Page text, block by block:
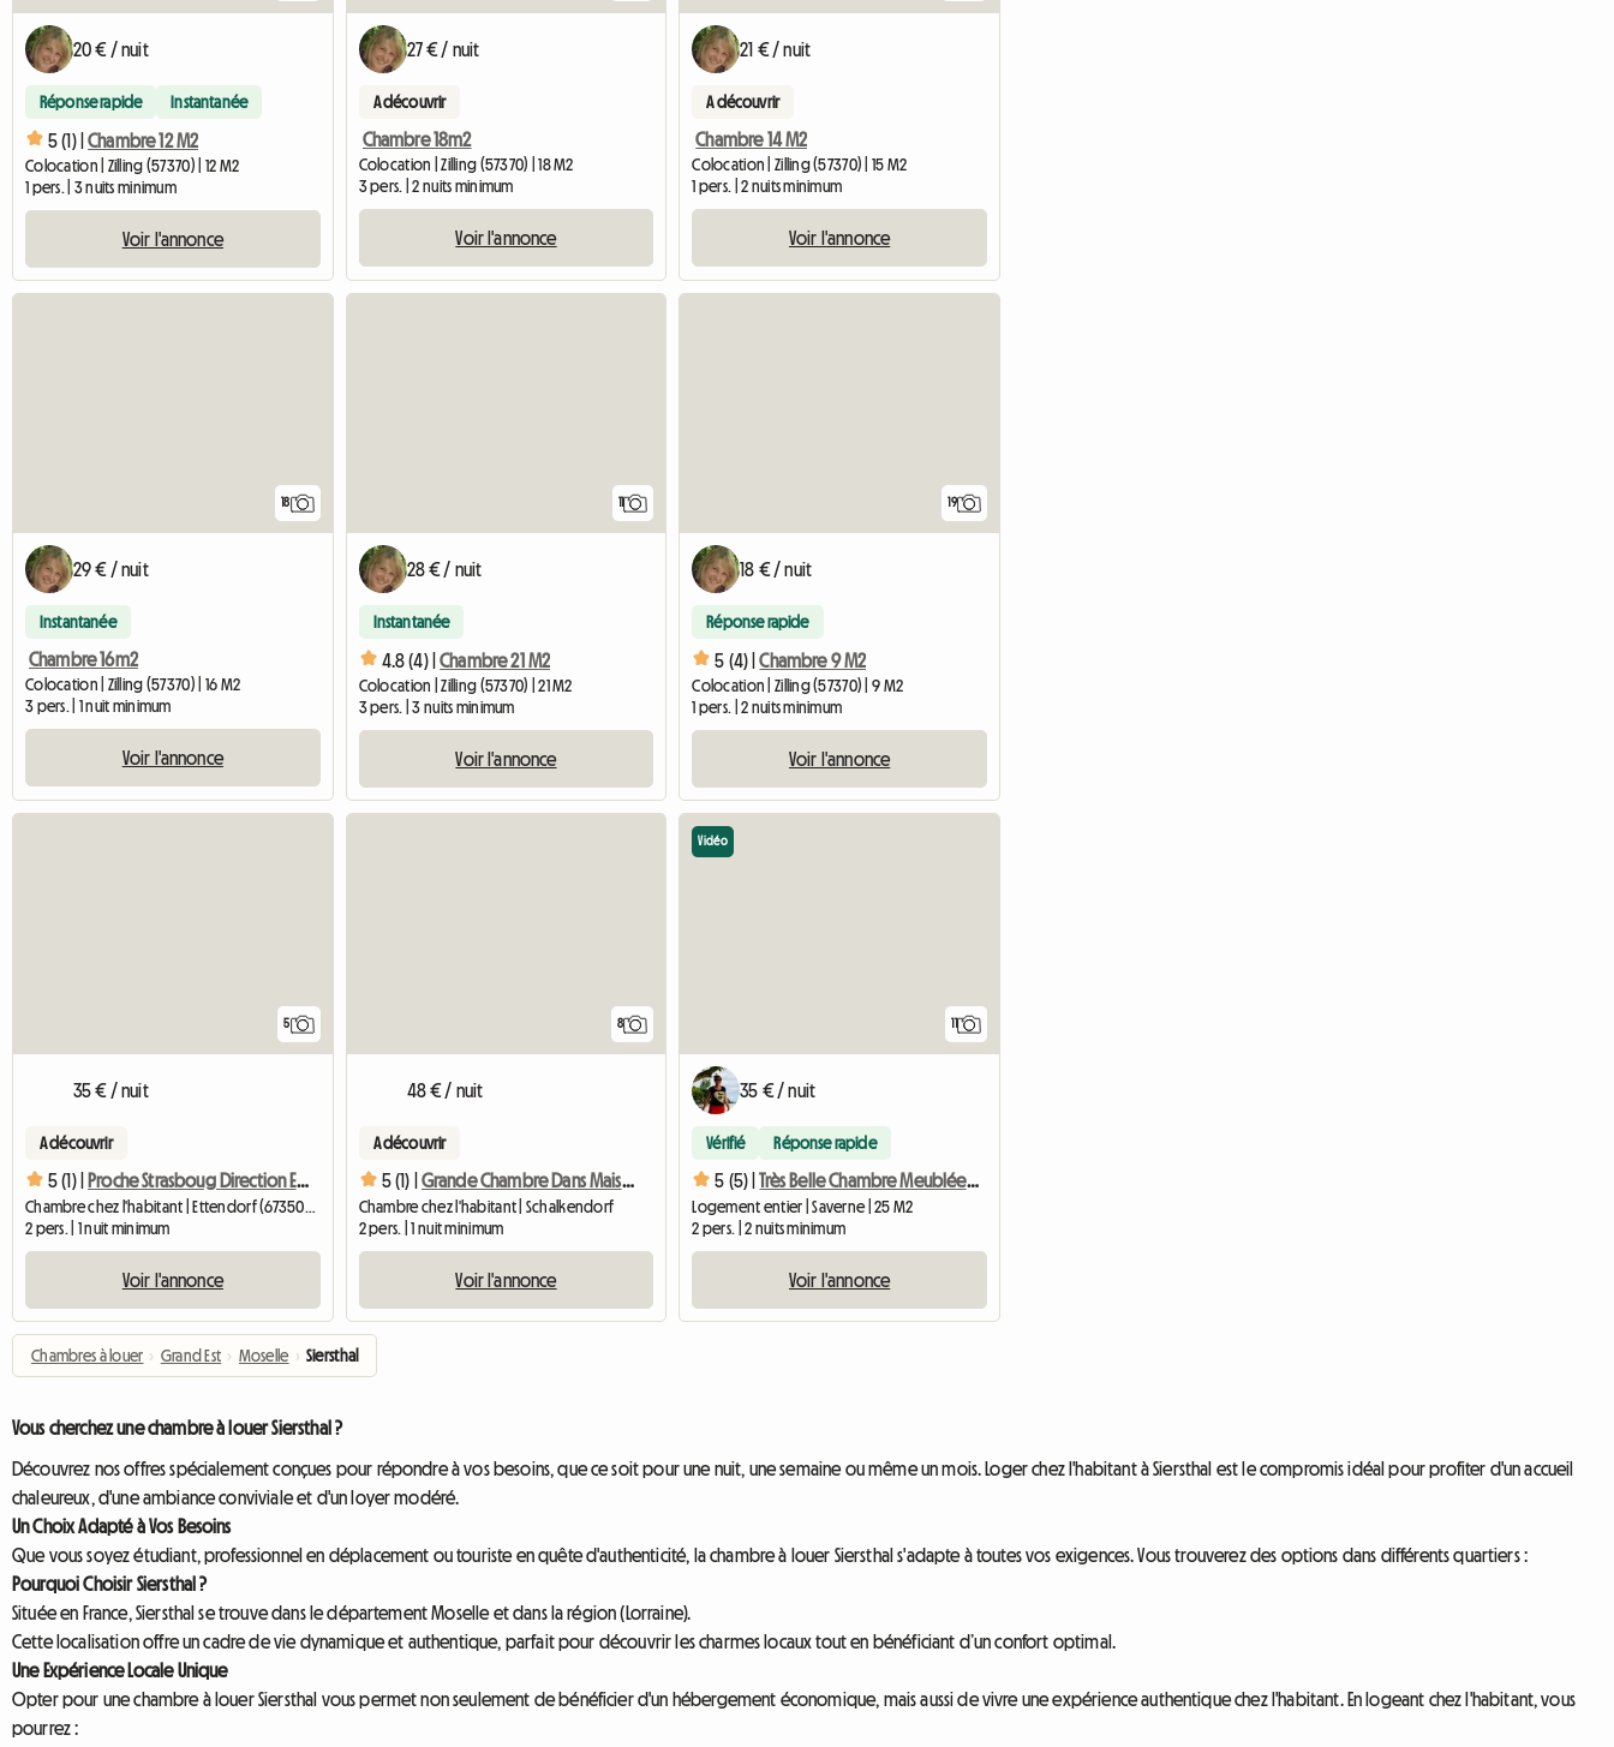
20 € / nuit
Réponse rapide Instantanée
5 (1) | Chambre 12 M2
Colocation | Zilling (57370) | 12 M2
1 pers. | 3 nuits minimum
Voir l'annonce
27 € / nuit
A découvrir
Chambre 18m2
Colocation | Zilling (57370) | 18 M2
3 pers. | 2 nuits minimum
Voir l'annonce
21 € / nuit
A découvrir
Chambre 14 M2
Colocation | Zilling (57370) | 15 M2
1 pers. | 2 nuits minimum
Voir l'annonce
18
29 € / nuit
Instantanée
Chambre 16m2
Colocation | Zilling (57370) | 16 M2
3 pers. | 1 nuit minimum
Voir l'annonce
28 € / nuit
Instantanée
4.8 (4) | Chambre 21 M2
Colocation | Zilling (57370) | 21 M2
3 pers. | 3 nuits minimum
Voir l'annonce
19
18 € / nuit
Réponse rapide
5 (4) | Chambre 9 M2
Colocation | Zilling (57370) | 9 M2
1 pers. | 2 nuits minimum
Voir l'annonce
5
35 € / nuit
A découvrir
5 (1) | Proche Strasboug Direction Ettendorf 67350
2 pers. | 1 nuit minimum
Voir l'annonce
8
48 € / nuit
A découvrir
5 (1) | Grande Chambre Dans Maison Alsacienne
Chambre chez l'habitant | Schalkendorf
2 pers. | 1 nuit minimum
Voir l'annonce
11
Vidéo
35 € / nuit
Vérifié Réponse rapide
5 (5) | Très Belle Chambre Meublée à Saverne
Logement entier | Saverne | 25 M2
2 pers. | 2 nuits minimum
Voir l'annonce
Chambres à louer › Grand Est › Moselle › Siersthal
Vous cherchez une chambre à louer Siersthal ?
Découvrez nos offres spécialement conçues pour répondre à vos besoins, que ce soit pour une nuit, une semaine ou même un mois. Loger chez l'habitant à Siersthal est le compromis idéal pour profiter d'un accueil
chaleureux, d'une ambiance conviviale et d'un loyer modéré.
Un Choix Adapté à Vos Besoins
Que vous soyez étudiant, professionnel en déplacement ou touriste en quête d'authenticité, la chambre à louer Siersthal s'adapte à toutes vos exigences. Vous trouverez des options dans différents quartiers :
Pourquoi Choisir Siersthal ?
Située en France, Siersthal se trouve dans le département Moselle et dans la région (Lorraine).
Cette localisation offre un cadre de vie dynamique et authentique, parfait pour découvrir les charmes locaux tout en bénéficiant d’un confort optimal.
Une Expérience Locale Unique
Opter pour une chambre à louer Siersthal vous permet non seulement de bénéficier d'un hébergement économique, mais aussi de vivre une expérience authentique chez l'habitant. En logeant chez l'habitant, vous
pourrez :